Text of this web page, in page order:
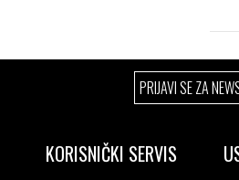
PRIJAVI SE ZA
KORISNIČKI SERVIS